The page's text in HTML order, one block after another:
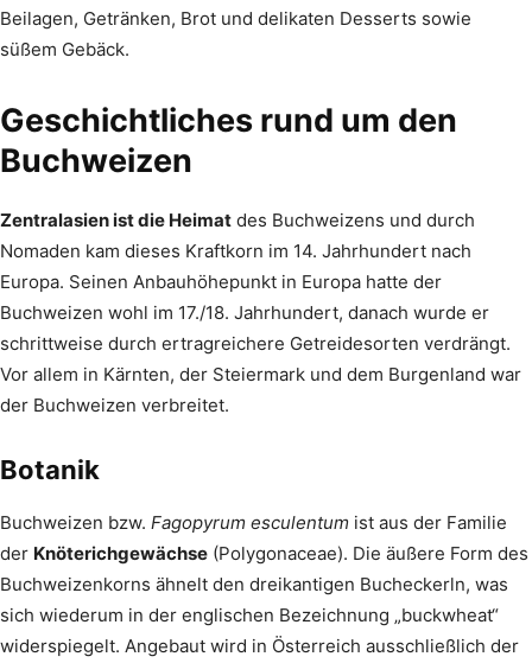
Beilagen, Getränken, Brot und delikaten Desserts sowie
süßem Gebäck.
Geschichtliches rund um den
Buchweizen
Zentralasien ist die Heimat des Buchweizens und durch
Nomaden kam dieses Kraftkorn im 14. Jahrhundert nach
Europa. Seinen Anbauhöhepunkt in Europa hatte der
Buchweizen wohl im 17./18. Jahrhundert, danach wurde er
schrittweise durch ertragreichere Getreidesorten verdrängt.
Vor allem in Kärnten, der Steiermark und dem Burgenland war
der Buchweizen verbreitet.
Botanik
Buchweizen bzw. Fagopyrum esculentum ist aus der Familie
der Knöterichgewächse (Polygonaceae). Die äußere Form des
Buchweizenkorns ähnelt den dreikantigen Bucheckerln, was
sich wiederum in der englischen Bezeichnung „buckwheat“
widerspiegelt. Angebaut wird in Österreich ausschließlich der